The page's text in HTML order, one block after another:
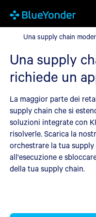
Una supply chain moderna
Una supply chain
Una supply
richiede un
La maggior parte dei
supply chain che si
soluzioni integrate con
risolverle. Scarica la
orchestrare la tua
all'esecuzione e
della tua supply chain.